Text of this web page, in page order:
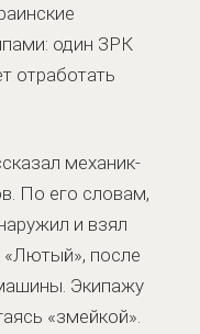
один ЗРК
отработать
механик-
По его словам,
и взял
«Лютый», после
Экипажу
«змейкой».